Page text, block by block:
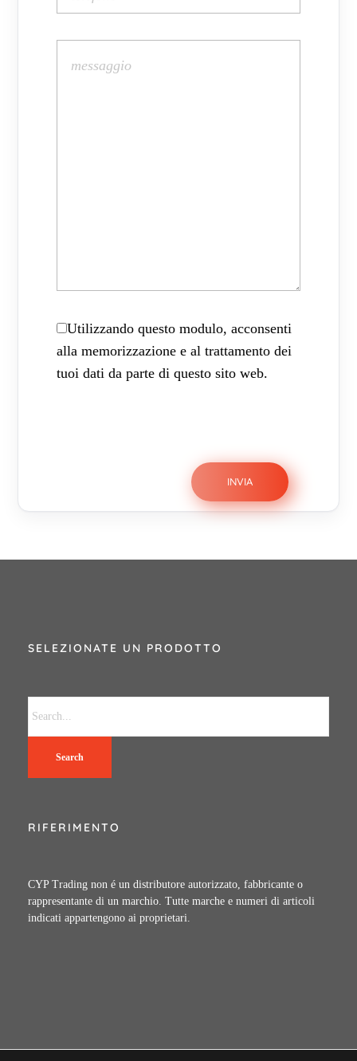
Utilizzando questo modulo, acconsenti
alla memorizzazione e al trattamento dei
tuoi dati da parte di questo sito web.
SELEZIONATE UN PRODOTTO
Search
RIFERIMENTO
CYP Trading non é un distributore autorizzato, fabbricante o
rappresentante di un marchio. Tutte marche e numeri di articoli
indicati appartengono ai proprietari.